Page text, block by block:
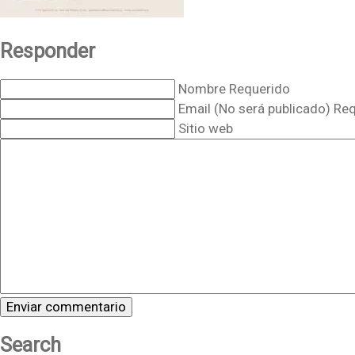
Responder
Nombre Requerido
Email (No será publicado)
Sitio web
Search